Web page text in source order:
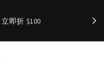
即折 $100 ✨